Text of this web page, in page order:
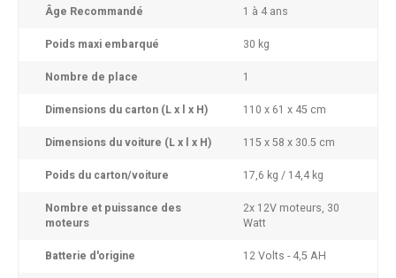
Âge Recommandé 1 à 4 ans
Poids maxi embarqué 30 kg
Nombre de place 1
Dimensions du carton (L x l x H) 110 x 61 x 45 cm
Dimensions du voiture (L x l x H) 115 x 58 x 30.5 cm
Poids du carton/voiture 17,6 kg / 14,4 kg
Nombre et puissance des
moteurs
2x 12V moteurs, 30
Watt
Batterie d'origine 12 Volts - 4,5 AH